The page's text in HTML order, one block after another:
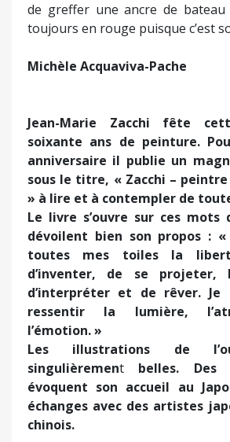
d’interpréter et de rêver. Je
ressentir la lumière,
Les illustrations de
échanges avec des artistes
chinois.
ENTRETIEN AVEC JEAN-MARIE
Votre livre s’intitule, « Zacchi
sérénité ». En quoi cette
qualifie-t-elle ?
Cette expression c’est mon petit-
trouvé et je trouve qu’elle me
on m’appelle « le peintre zen »
n’aime pas la foule ni la
ville. Une fois, lors d’une
en dépression a dérobé une
dominait le jaune. Elle a expliqué
œuvre était pour elle apaisante !